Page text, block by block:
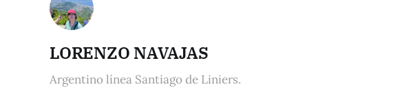
LORENZO NAVAJAS
Argentino línea Santiago de Liniers.